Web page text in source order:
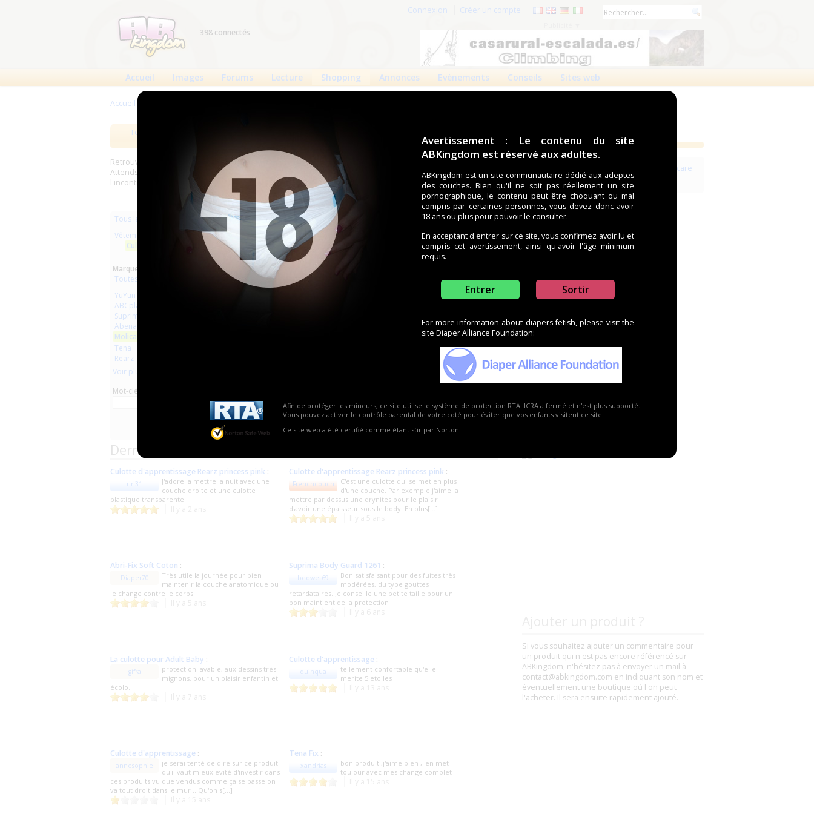
Avertissement : Le contenu du site
ABKingdom est réservé aux adultes.
ABKingdom est un site communautaire dédié aux adeptes
des couches. Bien qu'il ne soit pas réellement un site
pornographique, le contenu peut être choquant ou mal
compris par certaines personnes, vous devez donc avoir
18 ans ou plus pour pouvoir le consulter.
En acceptant d'entrer sur ce site, vous confirmez avoir lu et
compris cet avertissement, ainsi qu'avoir l'âge minimum
requis.
Entrer Sortir
For more information about diapers fetish, please visit the
site Diaper Alliance Foundation:
Afin de protéger les mineurs, ce site utilise le système de protection RTA. ICRA a fermé et n'est plus supporté.
Vous pouvez activer le contrôle parental de votre coté pour éviter que vos enfants visitent ce site.
Ce site web a été certifié comme étant sûr par Norton.
Connexion Créer un compte
398 connectés
Accueil Images Forums Lecture Shopping Annonces Evènements Conseils Sites web
Accueil
Tous les produits
Voir les revendeurs de la marque Molicare
Retrouverez sur cette page les meilleures couches (Tena, Abena, Molicare, Comficare, Confiance, Depend,
Attends, Bambino...) et les meilleurs produits aussi bien pour les fétichistes des couches que pour
l'incontinence.
Tous les produits
Vêtements
Culottes
Marques :
Toutes les marques
YuYun
ABCplaisir
Suprima
Abena
Molicare
Tena
Rearz
Voir plus
Mot-clé
Les plus récents Trier par nom
MoliPants Soft
Si vous souhaitez ajouter un commentaire pour
un produit qui n'est pas encore référencé sur
ABKingdom, n'hésitez pas à envoyer un mail à
contact@abkingdom.com en indiquant son nom et
éventuellement une boutique où l'on peut
l'acheter. Il sera ensuite rapidement ajouté.
Derniers commentaires de produits
Culotte d'apprentissage Rearz princess pink :
riri31
J'adore la mettre la nuit avec une
couche droite et une culotte
plastique transparente .
Culotte d'apprentissage Rearz princess pink :
Frenchcouch
C'est une culotte qui se met en plus
d'une couche. Par exemple j'aime la
mettre par dessus une drynites pour le plaisir
d'avoir une épaisseur sous le body. En plus[...]
Abri-Fix Soft Coton :
Diaper70
Très utile la journée pour bien
maintenir la couche anatomique ou
le change contre le corps.
Suprima Body Guard 1261 :
bedwet69
Bon satisfaisant pour des fuites très
modérées, du type gouttes
retardataires. Je conseille une petite taille pour un
bon maintient de la protection
La culotte pour Adult Baby :
gifra
protection lavable, aux dessins très
mignons, pour un plaisir enfantin et
écolo.
Culotte d'apprentissage :
quinqua
tellement confortable qu'elle
merite 5 etoiles
Culotte d'apprentissage :
annesophie
je serai tenté de dire sur ce produit
qu'il vaut mieux évité d'investir dans
ces produits vu que vendus comme ça se passe on
va tout droit dans le mur ...Qu'on s[...]
Tena Fix :
xandrias
bon produit ,j'aime bien ,j'en met
toujour avec mes change complet